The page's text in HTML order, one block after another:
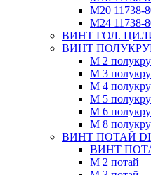
М20 11738-
М24 11738-
ВИНТ ГОЛ.
ВИНТ ПОЛУКРУГ
М 2
М 3
М 4
М 5
М 6
М 8
ВИНТ ПОТАЙ
ВИНТ
М 2 потай